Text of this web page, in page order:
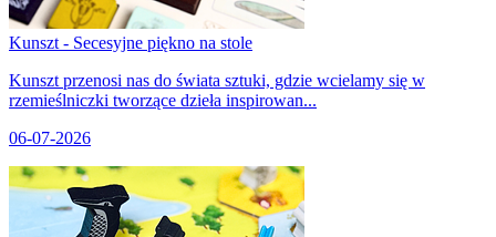
Kunszt - Secesyjne piękno na stole
Kunszt przenosi nas do świata sztuki, gdzie wcielamy się w
rzemieślniczki tworzące dzieła inspirowan...
06-07-2026